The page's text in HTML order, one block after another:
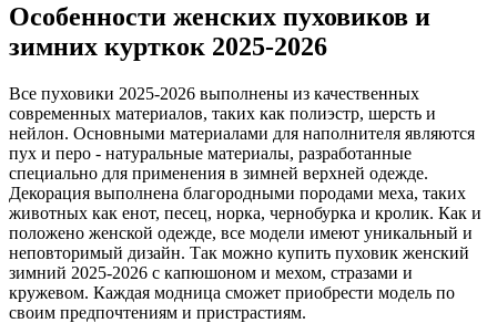
Особенности женских пуховиков и
зимних курткок 2025-2026
Все пуховики 2025-2026 выполнены из качественных
современных материалов, таких как полиэстр, шерсть и
нейлон. Основными материалами для наполнителя являются
пух и перо - натуральные материалы, разработанные
специально для применения в зимней верхней одежде.
Декорация выполнена благородными породами меха, таких
животных как енот, песец, норка, чернобурка и кролик. Как и
положено женской одежде, все модели имеют уникальный и
неповторимый дизайн. Так можно купить пуховик женский
зимний 2025-2026 с капюшоном и мехом, стразами и
кружевом. Каждая модница сможет приобрести модель по
своим предпочтениям и пристрастиям.